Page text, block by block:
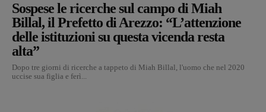
Sospese le ricerche sul campo di Miah
Billal, il Prefetto di Arezzo: “L’attenzione
delle istituzioni su questa vicenda resta
alta”
Dopo tre giorni di ricerche a tappeto di Miah Billal, l'uomo che nel 2020
uccise sua figlia e ferì...